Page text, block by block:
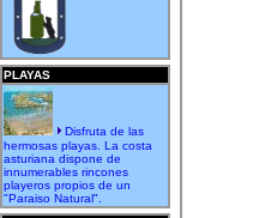
PLAYAS
Disfruta de las
hermosas playas. La costa
asturiana dispone de
innumerables rincones
playeros propios de un
"Paraiso Natural".